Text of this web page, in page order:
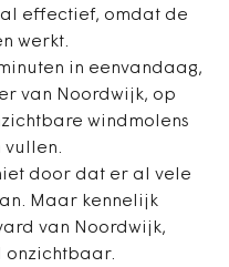
effectief, omdat de
werkt.
in eenvandaag,
van Noordwijk, op
windmolens
vullen.
door dat er al vele
Maar kennelijk
van Noordwijk,
onzichtbaar.